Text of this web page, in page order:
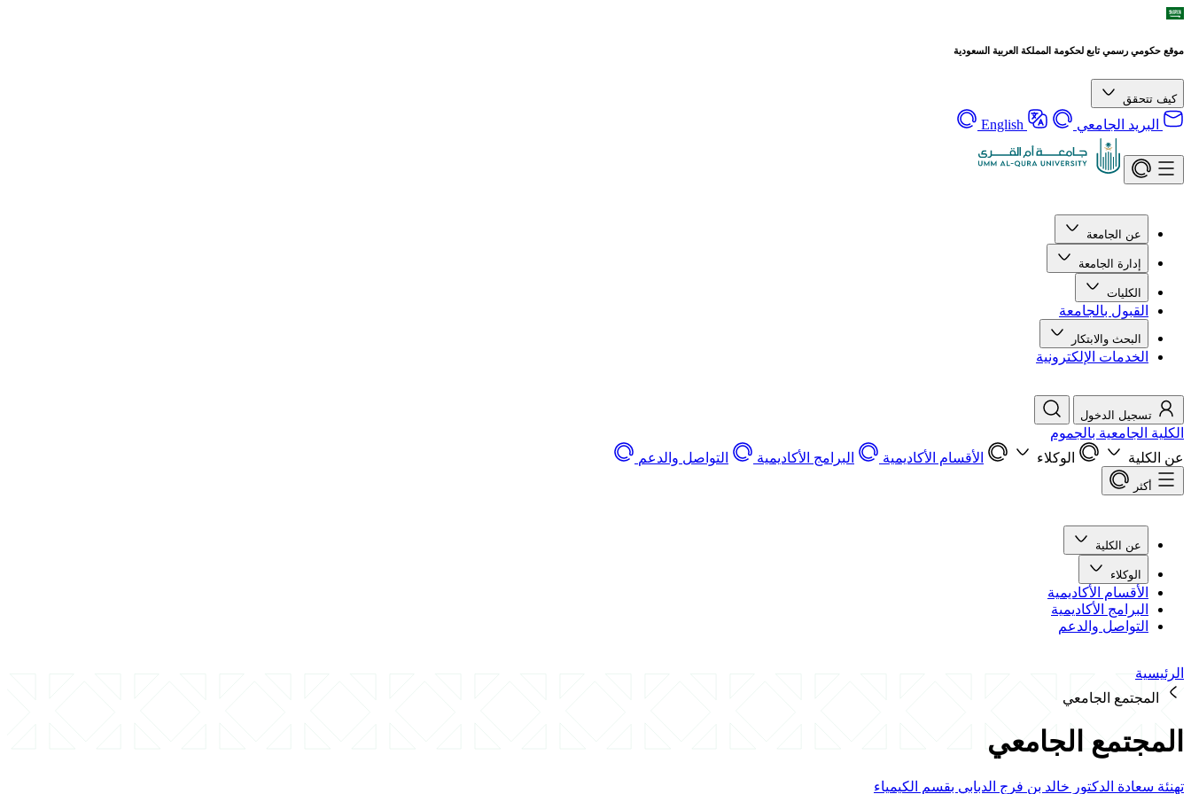
موقع حكومي رسمي تابع لحكومة المملكة العربية السعودية
كيف تتحقق
البريد الجامعي English
عن الجامعة
إدارة الجامعة
الكليات
القبول بالجامعة
البحث والابتكار
الخدمات الإلكترونية
تسجيل الدخول
الكلية الجامعية بالجموم
عن الكلية
الوكلاء الأقسام الأكاديمية البرامج الأكاديمية التواصل والدعم
أكثر
عن الكلية
الوكلاء
الأقسام الأكاديمية
البرامج الأكاديمية
التواصل والدعم
الرئيسية
المجتمع الجامعي
المجتمع الجامعي
تهنئة سعادة الدكتور خالد بن فرج الدبابي بقسم الكيمياء